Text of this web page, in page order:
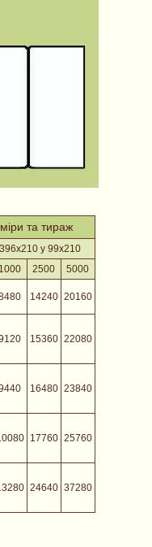
та тираж
у 99х210
1000 2500
5000
14240 20160
15360 22080
16480 23840
17760 25760
24640 37280